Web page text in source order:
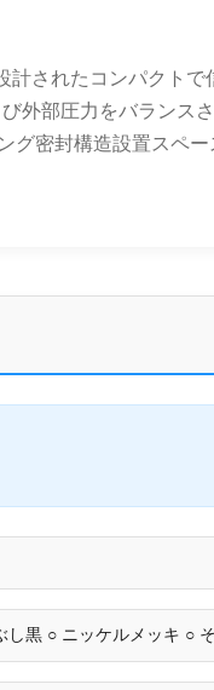
されたコンパクトで
外部圧力をバランス
グ密封構造設置スペ
し黒 ○ ニッケルメッキ ○